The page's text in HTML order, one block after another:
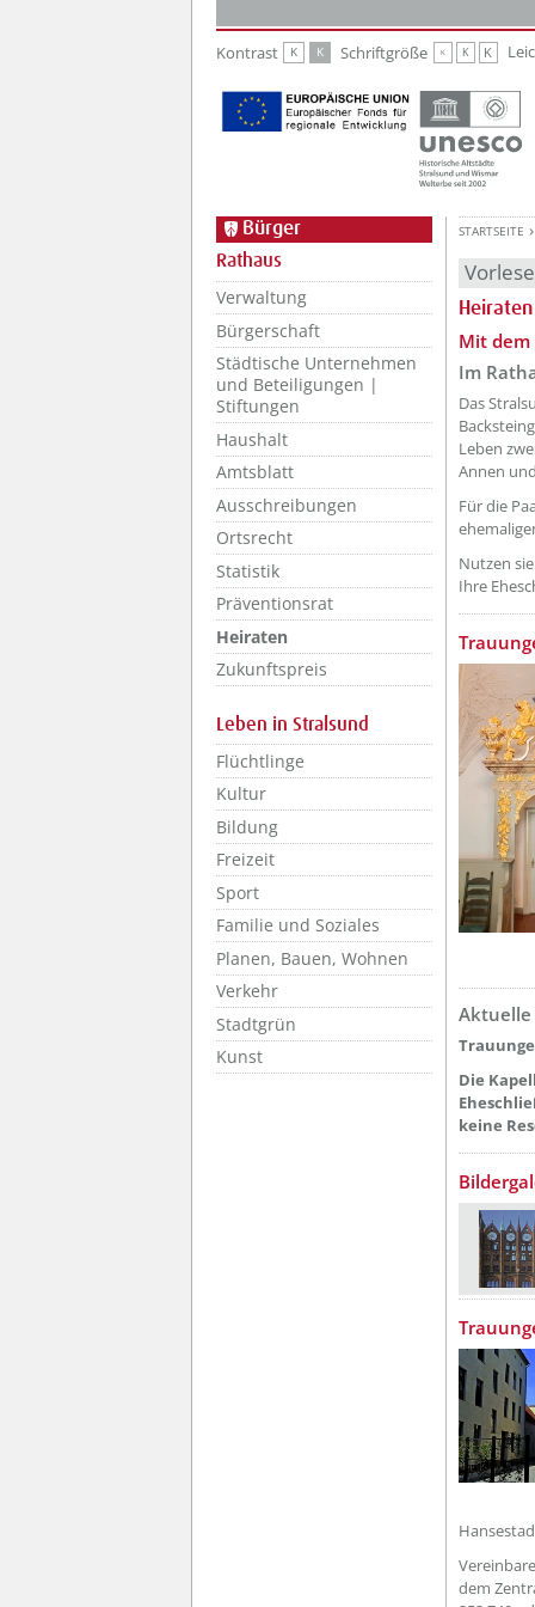
Kontrast K K Schriftgröße K K K
Bürger
Rathaus
Verwaltung
Bürgerschaft
Städtische Unternehmen
und Beteiligungen |
Stiftungen
Haushalt
Amtsblatt
Ausschreibungen
Ortsrecht
Statistik
Präventionsrat
Heiraten
Zukunftspreis
Leben in Stralsund
Flüchtlinge
Kultur
Bildung
Freizeit
Sport
Familie und Soziales
Planen, Bauen, Wohnen
Verkehr
Stadtgrün
Kunst
STARTSEITE
???
Mit
Im
Das
Leben
Annen
Für die
Nutzen
Ihre
???
???
Aktuelle
Die
keine
???
dem